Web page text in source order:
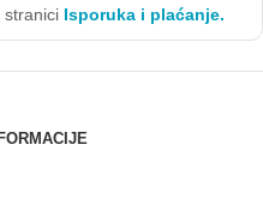
stranici Isporuka i plaćanje.